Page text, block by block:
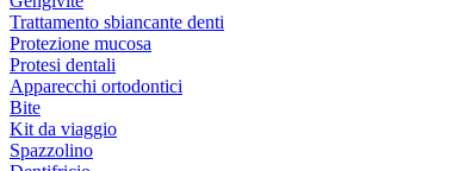
Trattamento sbiancante denti
Protezione mucosa
Protesi dentali
Apparecchi ortodontici
Bite
Kit da viaggio
Spazzolino